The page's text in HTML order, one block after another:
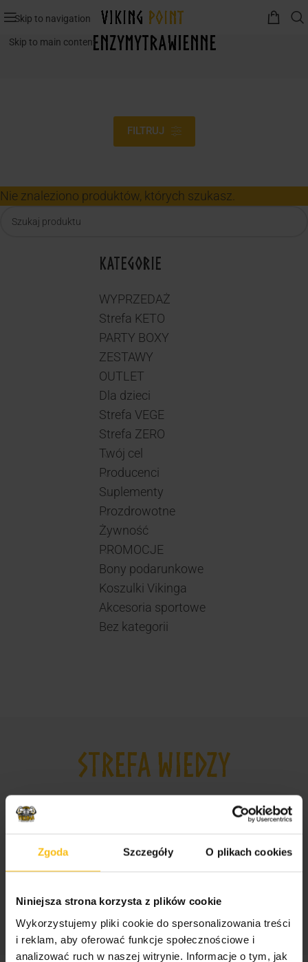
Zgoda Szczegóły O plikach cookies
Niniejsza strona korzysta z plików cookie
Wykorzystujemy pliki cookie do spersonalizowania treści
i reklam, aby oferować funkcje społecznościowe i
analizować ruch w naszej witrynie. Informacje o tym, jak
Skip to navigation
Skip to main contentEnzymyTrawienne
KATEGORIE
WYPRZEDAŻ
Strefa KETO
PARTY BOXY
ZESTAWY
OUTLET
Dla dzieci
Strefa VEGE
Strefa ZERO
Twój cel
Producenci
Suplementy
Prozdrowotne
Żywność
PROMOCJE
Bony podarunkowe
Koszulki Vikinga
Akcesoria sportowe
Bez kategorii
FILTRUJ
Nie znaleziono produktów, których szukasz.
STREFA WIEDZY
Odżywki, witaminy i minerały dla sportowców i
Suplementy dla mężczyzn i kobiet
Jak wybrać odpowiednie odżywki dla
Najlepsze suplementy dla sportowców